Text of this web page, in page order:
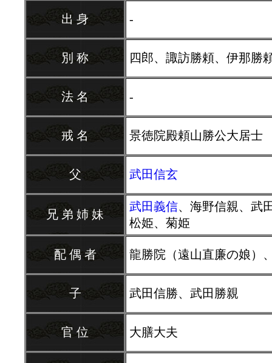
出 身 -
別 称 四郎、諏訪勝頼、伊那勝
法 名 -
戒 名 景徳院殿頼山勝公大居士
父 武田信玄
兄 弟 姉 妹
武田義信、海野信親、武
松姫、菊姫
配 偶 者 龍勝院（遠山直廉の娘）
子 武田信勝、武田勝親
官 位 大膳大夫